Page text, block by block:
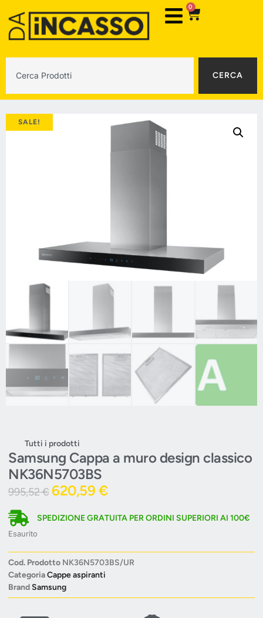
0
CERCA
SALE!
Tutti i prodotti
Samsung Cappa a muro design classico
NK36N5703BS
995,52€ 620,59 €
SPEDIZIONE GRATUITA PER ORDINI SUPERIORI AI 100€
Esaurito
Cod. Prodotto NK36N5703BS/UR
CategoriaCappe aspiranti
BrandSamsung